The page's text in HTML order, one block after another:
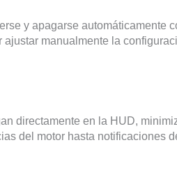
y apagarse automáticamente
ajustar manualmente la
directamente en la HUD,
del motor hasta notificaciones